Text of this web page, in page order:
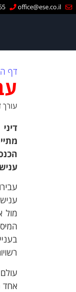
office@ese.co.il
דף
עורך
מול
אחד